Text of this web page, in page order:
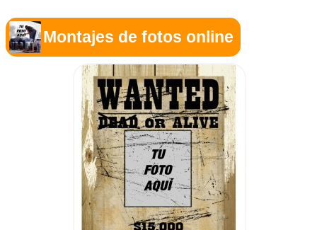
Montajes de fotos online